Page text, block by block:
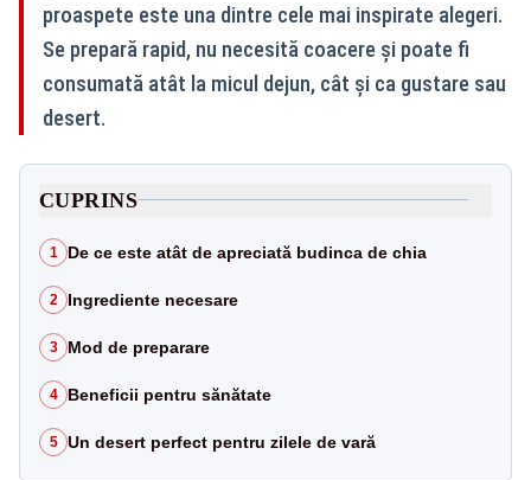
proaspete este una dintre cele mai inspirate alegeri.
Se prepară rapid, nu necesită coacere și poate fi
consumată atât la micul dejun, cât și ca gustare sau
desert.
CUPRINS
1 De ce este atât de apreciată budinca de chia
2 Ingrediente necesare
3 Mod de preparare
4 Beneficii pentru sănătate
5 Un desert perfect pentru zilele de vară